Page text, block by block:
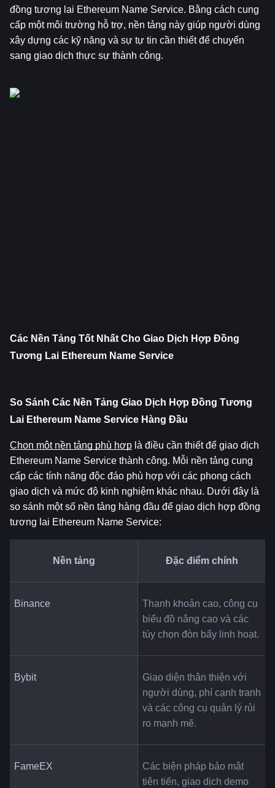
đồng tương lai Ethereum Name Service. Bằng cách cung
cấp một môi trường hỗ trợ, nền tảng này giúp người dùng
xây dựng các kỹ năng và sự tự tin cần thiết để chuyển
sang giao dịch thực sự thành công.
Các Nền Tảng Tốt Nhất Cho Giao Dịch Hợp Đồng
Tương Lai Ethereum Name Service
So Sánh Các Nền Tảng Giao Dịch Hợp Đồng Tương
Lai Ethereum Name Service Hàng Đầu
Chọn một nền tảng phù hợp là điều cần thiết để giao dịch
Ethereum Name Service thành công. Mỗi nền tảng cung
cấp các tính năng độc đáo phù hợp với các phong cách
giao dịch và mức độ kinh nghiệm khác nhau. Dưới đây là
so sánh một số nền tảng hàng đầu để giao dịch hợp đồng
tương lai Ethereum Name Service:
Nền tảng Đặc điểm chính
Binance
Thanh khoản cao, công cụ
biểu đồ nâng cao và các
tùy chọn đòn bẩy linh hoạt.
Bybit
Giao diện thân thiện với
người dùng, phí cạnh tranh
và các công cụ quản lý rủi
ro mạnh mẽ.
FameEX
Các biện pháp bảo mật
tiên tiến, giao dịch demo